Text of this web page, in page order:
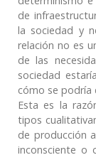
de
la sociedad y
relación no es
de las
sociedad
cómo se podría
Esta es la
tipos
de producción
inconsciente o